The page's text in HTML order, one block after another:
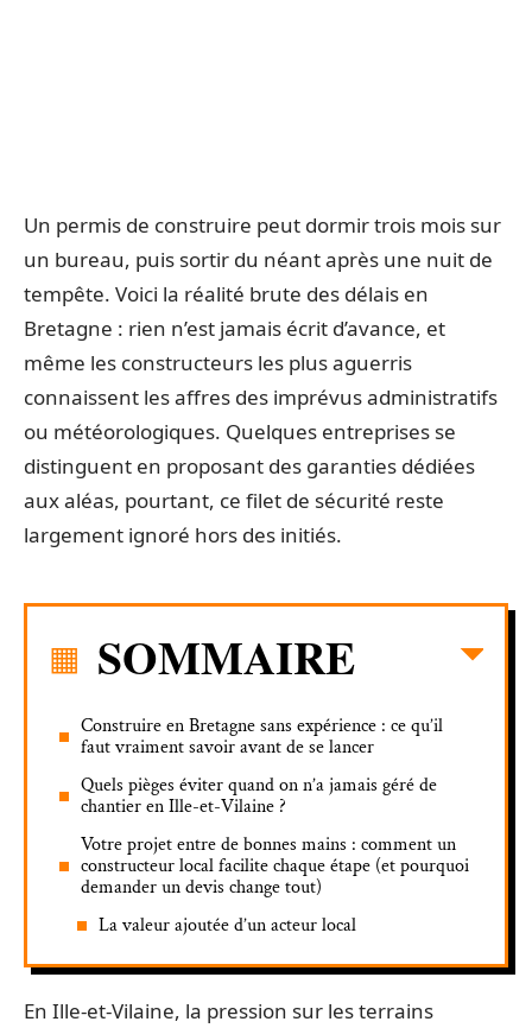
Un permis de construire peut dormir trois mois sur
un bureau, puis sortir du néant après une nuit de
tempête. Voici la réalité brute des délais en
Bretagne : rien n’est jamais écrit d’avance, et
même les constructeurs les plus aguerris
connaissent les affres des imprévus administratifs
ou météorologiques. Quelques entreprises se
distinguent en proposant des garanties dédiées
aux aléas, pourtant, ce filet de sécurité reste
largement ignoré hors des initiés.
SOMMAIRE
Construire en Bretagne sans expérience : ce qu’il
faut vraiment savoir avant de se lancer
Quels pièges éviter quand on n’a jamais géré de
chantier en Ille-et-Vilaine ?
Votre projet entre de bonnes mains : comment un
constructeur local facilite chaque étape (et pourquoi
demander un devis change tout)
La valeur ajoutée d’un acteur local
En Ille-et-Vilaine, la pression sur les terrains